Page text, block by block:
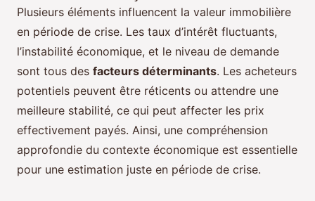
Plusieurs éléments influencent la valeur immobilière
en période de crise. Les taux d’intérêt fluctuants,
l’instabilité économique, et le niveau de demande
sont tous des facteurs déterminants. Les acheteurs
potentiels peuvent être réticents ou attendre une
meilleure stabilité, ce qui peut affecter les prix
effectivement payés. Ainsi, une compréhension
approfondie du contexte économique est essentielle
pour une estimation juste en période de crise.